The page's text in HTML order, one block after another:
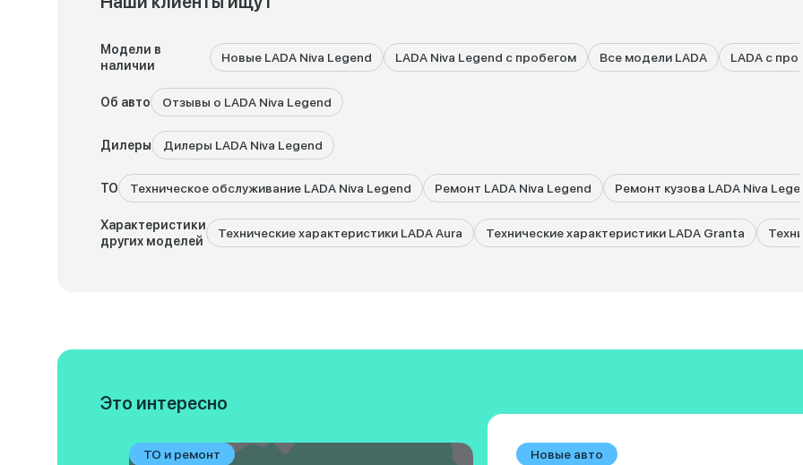
Модели в
наличии
Новые LADA Niva Legend LADA Niva Legend с пробегом Все модели LADA LADA с
Об авто Отзывы о LADA Niva Legend
Дилеры Дилеры LADA Niva Legend
ТО Техническое обслуживание LADA Niva Legend Ремонт LADA Niva Legend Ремонт кузова LADA Niva
Характеристики
других моделей
Технические характеристики LADA Aura Технические характеристики LADA Granta
Это интересно
ТО и ремонт Новые авто